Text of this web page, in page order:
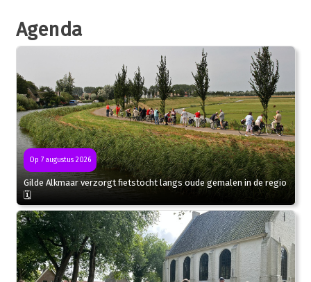
Agenda
Op 7 augustus 2026
Gilde Alkmaar verzorgt fietstocht langs oude gemalen in de regio
🗓